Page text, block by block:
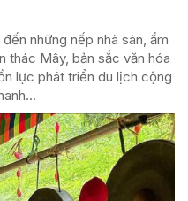
những nếp nhà sàn, ẩm
thác Mây, bản sắc văn hóa
lực phát triển du lịch cộng